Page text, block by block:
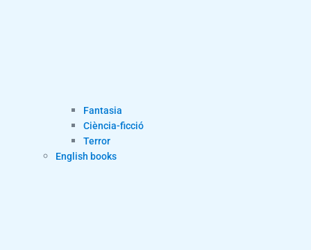
Fantasia
Ciència-ficció
Terror
English books